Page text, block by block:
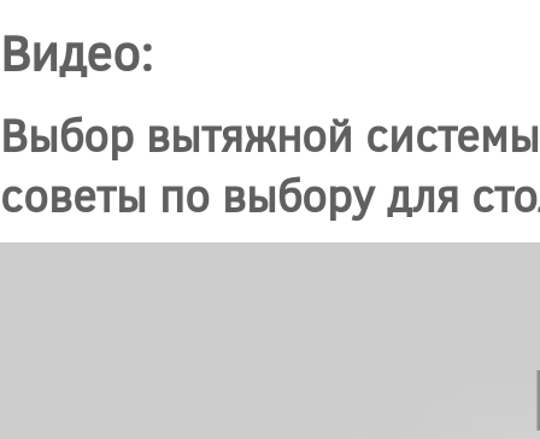
Видео:
Выбор вытяжной
советы по выбору для